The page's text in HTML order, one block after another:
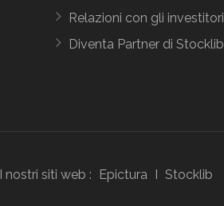
Relazioni con gli investitori
Diventa Partner di Stocklib
I nostri siti web : Epictura I Stocklib